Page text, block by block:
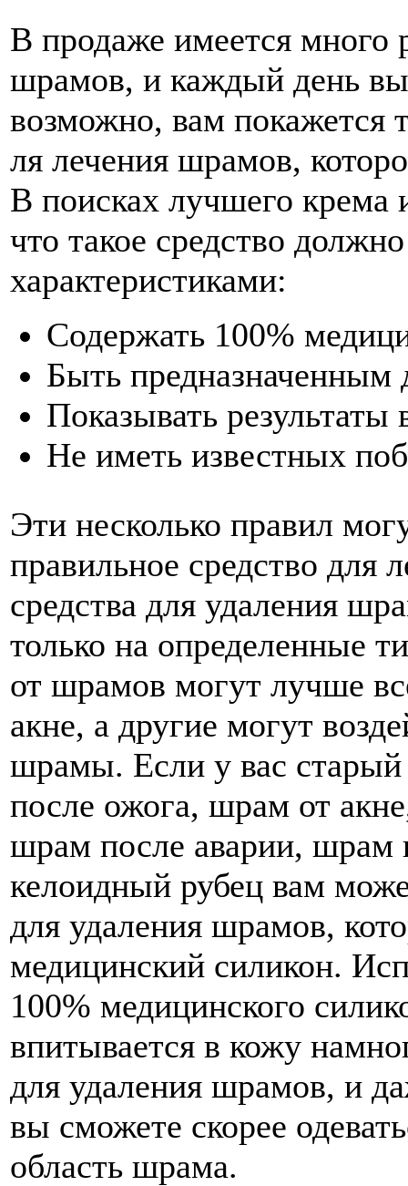
В продаже имеется много
шрамов, и каждый день
возможно, вам покажется
ля лечения шрамов,
В поисках лучшего крема
что такое средство
характеристиками:
Содержать 100%
Быть предназначенным
Показывать результаты
Не иметь известных
Эти несколько правил
правильное средство для
средства для удаления
только на определенные
от шрамов могут лучше
акне, а другие могут
шрамы. Если у вас
после ожога, шрам от
шрам после аварии, шрам
келоидный рубец вам
для удаления шрамов,
медицинский силикон.
100% медицинского
впитывается в кожу
для удаления шрамов, и
вы сможете скорее
область шрама.